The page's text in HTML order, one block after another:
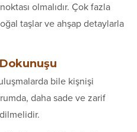
olmalıdır. Çok fazla
taşlar ve ahşap detaylarla
bile kişnişi
daha sade ve zarif